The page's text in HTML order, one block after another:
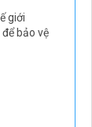
giới
bảo vệ